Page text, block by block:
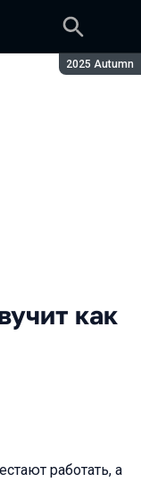
Сезон:
2025 Autumn
как
работать, а